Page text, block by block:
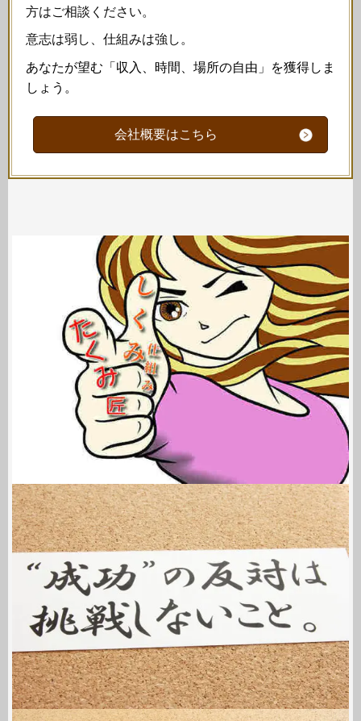
方はご相談ください。
意志は弱し、仕組みは強し。
あなたが望む「収入、時間、場所の自由」を獲得しま
しょう。
会社概要はこちら